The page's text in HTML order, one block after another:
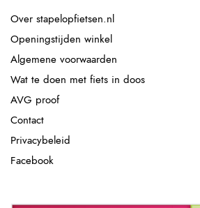
Over stapelopfietsen.nl
Openingstijden winkel
Algemene voorwaarden
Wat te doen met fiets in doos
AVG proof
Contact
Privacybeleid
Facebook